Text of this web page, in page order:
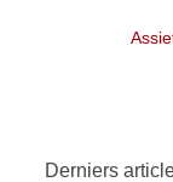
Derniers